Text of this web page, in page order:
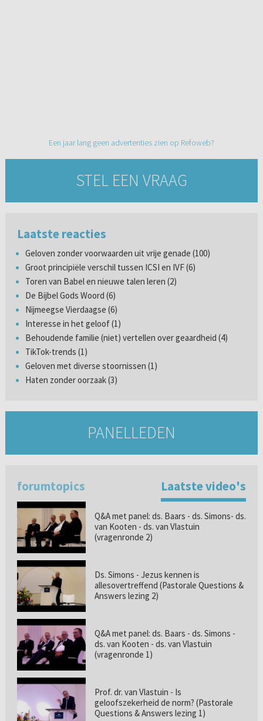
Een jaar lang geen advertenties zien op Refoweb?
STEL EEN VRAAG
Laatste reacties
Geloven zonder voorwaarden uit vrije genade (100)
Groot principiële verschil tussen ICSI en IVF (6)
Toren van Babel en nieuwe talen leren (2)
De Bijbel Gods Woord (6)
Nijmeegse Vierdaagse (6)
Interesse in het geloof (1)
Behoudende familie (niet) vertellen over geaardheid (4)
TikTok-trends (1)
Geloven met diverse stoornissen (1)
Haten zonder oorzaak (3)
PANELLEDEN
forumtopics Laatste video's
Q&A met panel: ds. Baars - ds. Simons- ds.
van Kooten - ds. van Vlastuin
(vragenronde 2)
Ds. Simons - Jezus kennen is
allesovertreffend (Pastorale Questions &
Answers lezing 2)
Q&A met panel: ds. Baars - ds. Simons -
ds. van Kooten - ds. van Vlastuin
(vragenronde 1)
Prof. dr. van Vlastuin - Is
geloofszekerheid de norm? (Pastorale
Questions & Answers lezing 1)